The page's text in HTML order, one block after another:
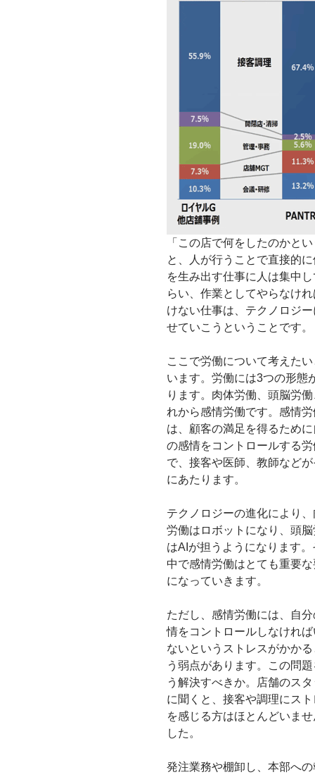
「この店で何をしたのかと
と、人が行うことで直接的
を生み出す仕事に人は集中
らい、作業としてやらなけ
けない仕事は、テクノロジ
せていこうということです。
ここで労働について考えた
います。労働には3つの形態
ります。肉体労働、頭脳労
れから感情労働です。感情
は、顧客の満足を得るため
の感情をコントロールする
で、接客や医師、教師など
にあたります。
テクノロジーの進化により
労働はロボットになり、頭
はAIが担うようになります。
中で感情労働はとても重要
になっていきます。
ただし、感情労働には、自
情をコントロールしなけれ
ないというストレスがかか
う弱点があります。この問
う解決すべきか。店舗のス
に聞くと、接客や調理にス
を感じる方はほとんどいま
した。
発注業務や棚卸し、本部へ